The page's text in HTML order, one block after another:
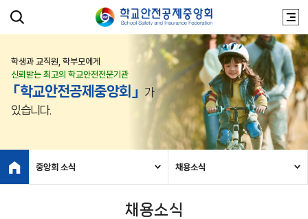
학생과 교직원, 학부모에게
신뢰받는 최고의 학교안전전문기관
「학교안전공제중앙회」
가
있습니다.
중앙회 소식 채용소식
채용소식